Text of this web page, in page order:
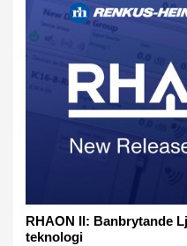
RHAON II: Banbrytande
teknologi